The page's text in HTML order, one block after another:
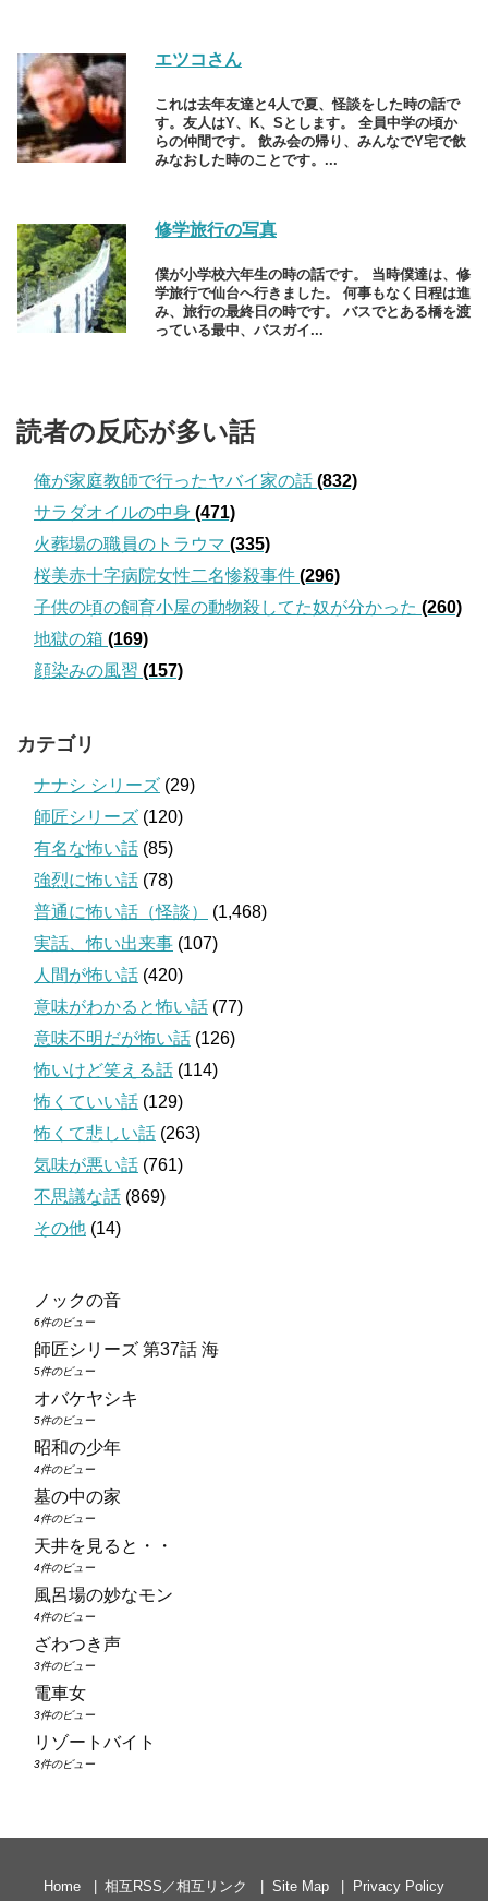
エツコさん
これは去年友達と4人で夏、怪談をした時の話で
す。友人はY、K、Sとします。 全員中学の頃か
らの仲間です。 飲み会の帰り、みんなでY宅で飲
みなおした時のことです。...
修学旅行の写真
僕が小学校六年生の時の話です。 当時僕達は、修
学旅行で仙台へ行きました。 何事もなく日程は進
み、旅行の最終日の時です。 バスでとある橋を渡
っている最中、バスガイ...
読者の反応が多い話
俺が家庭教師で行ったヤバイ家の話 (832)
サラダオイルの中身 (471)
火葬場の職員のトラウマ (335)
桜美赤十字病院女性二名惨殺事件 (296)
子供の頃の飼育小屋の動物殺してた奴が分かった (260)
地獄の箱 (169)
顔染みの風習 (157)
カテゴリ
ナナシ シリーズ (29)
師匠シリーズ (120)
有名な怖い話 (85)
強烈に怖い話 (78)
普通に怖い話（怪談）
(1,468)
実話、怖い出来事 (107)
人間が怖い話 (420)
意味がわかると怖い話 (77)
意味不明だが怖い話 (126)
怖いけど笑える話 (114)
怖くていい話 (129)
怖くて悲しい話 (263)
気味が悪い話 (761)
不思議な話 (869)
その他 (14)
ノックの音
6件のビュー
師匠シリーズ 第37話 海
5件のビュー
オバケヤシキ
5件のビュー
昭和の少年
4件のビュー
墓の中の家
4件のビュー
天井を見ると・・
4件のビュー
風呂場の妙なモン
4件のビュー
ざわつき声
3件のビュー
電車女
3件のビュー
リゾートバイト
3件のビュー
Home 相互RSS／相互リンク Site Map Privacy Policy